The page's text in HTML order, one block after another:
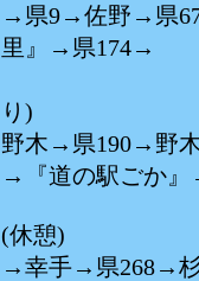
→県9→佐野→県
里』→県174→
り)
野木→県190→野
→『道の駅ごか
(休憩)
→幸手→県268→